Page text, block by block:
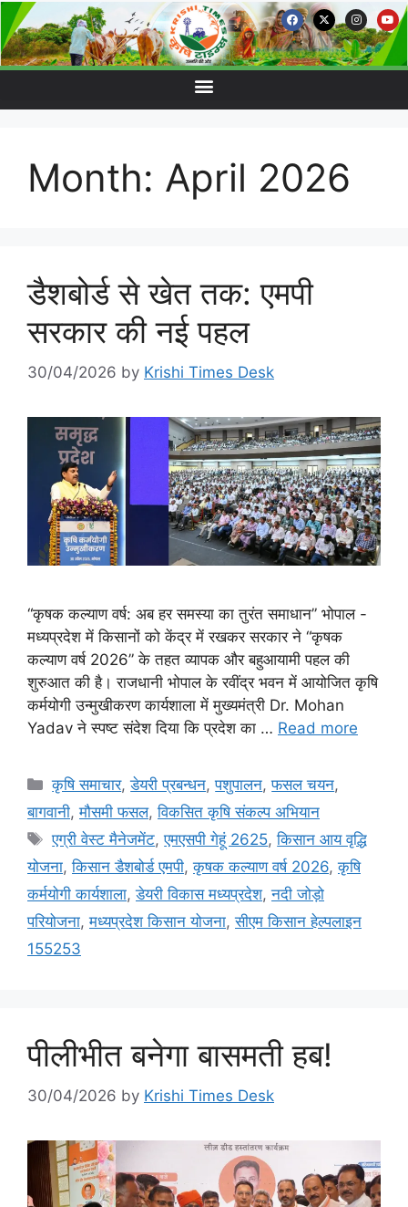
Month: April 2026
डैशबोर्ड से खेत तक: एमपी
सरकार की नई पहल
30/04/2026 by Krishi Times Desk
“कृषक कल्याण वर्ष: अब हर समस्या का तुरंत समाधान” भोपाल -
मध्यप्रदेश में किसानों को केंद्र में रखकर सरकार ने “कृषक
कल्याण वर्ष 2026” के तहत व्यापक और बहुआयामी पहल की
शुरुआत की है। राजधानी भोपाल के रवींद्र भवन में आयोजित कृषि
कर्मयोगी उन्मुखीकरण कार्यशाला में मुख्यमंत्री Dr. Mohan
Yadav ने स्पष्ट संदेश दिया कि प्रदेश का … Read more
कृषि समाचार,डेयरी प्रबन्धन,पशुपालन,फसल चयन,
बागवानी,मौसमी फसल,विकसित कृषि संकल्प अभियान
एग्री वेस्ट मैनेजमेंट,एमएसपी गेहूं 2625,किसान आय वृद्धि
योजना,किसान डैशबोर्ड एमपी,कृषक कल्याण वर्ष 2026,कृषि
कर्मयोगी कार्यशाला,डेयरी विकास मध्यप्रदेश,नदी जोड़ो
परियोजना,मध्यप्रदेश किसान योजना,सीएम किसान हेल्पलाइन
155253
पीलीभीत बनेगा बासमती हब!
30/04/2026 by Krishi Times Desk